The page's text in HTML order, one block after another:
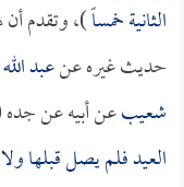
الثانية خمساً)، وتقدم
حديث غيره عنعبد
شعيبعن أبيه عن
العيد فلم يصل قبلها